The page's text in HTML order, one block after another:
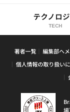
テクノロ
TECH
著者一覧 編集部へ
個人情報の取り扱い
場